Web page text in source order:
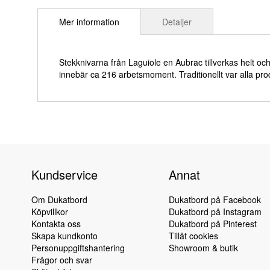
till
börjanMer information
Stekknivarna från Laguiole en Aubrac tillverkas helt
innebär ca 216 arbetsmoment. Traditionellt var alla
Detaljer
Kundservice
Om Dukatbord
Köpvillkor
Kontakta oss
Skapa kundkonto
Personuppgiftshantering
Frågor och svar
Annat
Dukatbord på Facebook
Dukatbord på Instagram
Dukatbord på Pinterest
Tillåt cookies
Showroom & butik